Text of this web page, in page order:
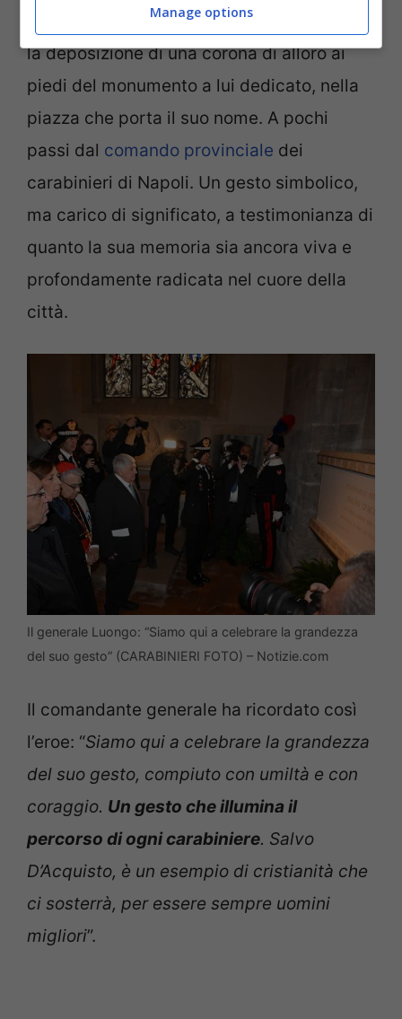
grande commozioneha accompagnato
la deposizione di una corona di alloro ai
piedi del monumento a lui dedicato, nella
piazza che porta il suo nome. A pochi
passi dal comando provinciale dei
carabinieri di Napoli. Un gesto simbolico,
ma carico di significato, a testimonianza di
quanto la sua memoria sia ancora viva e
profondamente radicata nel cuore della
città.
Il generale Luongo: “Siamo qui a celebrare la grandezza
del suo gesto” (CARABINIERI FOTO) – Notizie.com
Il comandante generale ha ricordato così
l’eroe: “Siamo qui a celebrare la grandezza
del suo gesto, compiuto con umiltà e con
coraggio. Un gesto che illumina il
percorso di ogni carabiniere. Salvo
D’Acquisto, è un esempio di cristianità che
ci sosterrà, per essere sempre uomini
migliori”.
Manage options